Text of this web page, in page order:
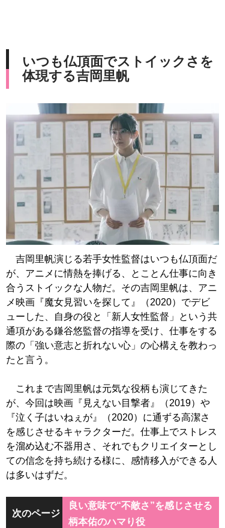
いつも仏頂面でストイックさを
体現する吉岡里帆
吉岡里帆演じる若手女性監督はいつも仏頂面だ
が、アニメに情熱を捧げる、とことん仕事に向き
合うストイックな人物だ。その吉岡里帆は、アニ
メ映画『魔女見習いを探して』（2020）でデビ
ューした、自身の役と「新人女性監督」という共
通項がある鎌谷悠監督の指導を受け、仕事をする
際の「強い意志と折れない心」の心構えを教わっ
たと言う。
これまで吉岡里帆は元気な役柄も演じてきた
が、今回は映画『見えない目撃者』（2019）や
『泣く子はいねぇが』（2020）に通ずる高潔さ
を感じさせるキャラクターだ。仕事上でストレス
を溜め込む不器用さ、それでもクリエイターとし
ての信念を持ち続ける様に、感情移入ができる人
は多いはずだ。
次のページ
良い意味で“不敵さ”を感じさせる
柄本佑のハマり役